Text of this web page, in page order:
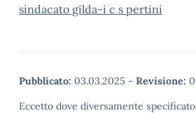
sindacato gilda-i c s pertini
Pubblicato: 03.03.2025 - Revisione:
Eccetto dove diversamente